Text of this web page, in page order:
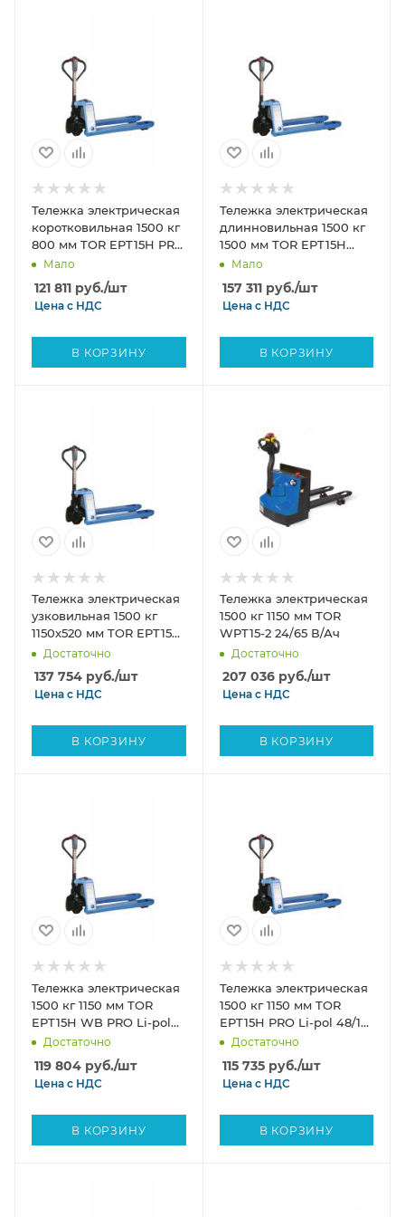
Тележка электрическая
коротковильная 1500 кг
800 мм TOR EPT15H PRO
Li-pol 48/10 В/Ач
Мало
121 811 руб./шт
Цена с НДС
В КОРЗИНУ
Тележка электрическая
длинновильная 1500 кг
1500 мм TOR EPT15H
PRO Li-pol 48/10 В/Ач
Мало
157 311руб./шт
Цена с НДС
В КОРЗИНУ
Тележка электрическая
узковильная 1500 кг
1150х520 мм TOR EPT15H
PRO Li-pol 48/10 В/Ач
Достаточно
137 754 руб./шт
Цена с НДС
В КОРЗИНУ
Тележка электрическая
1500 кг 1150 мм TOR
WPT15-2 24/65 В/Ач
Достаточно
207 036руб./шт
Цена с НДС
В КОРЗИНУ
Тележка электрическая
1500 кг 1150 мм TOR
EPT15H WB PRO Li-pol
48/10 В/Ач с колесом
Достаточно
119 804 руб./шт
Цена с НДС
В КОРЗИНУ
Тележка электрическая
1500 кг 1150 мм TOR
EPT15H PRO Li-pol 48/15
В/Ач
Достаточно
115 735руб./шт
Цена с НДС
В КОРЗИНУ